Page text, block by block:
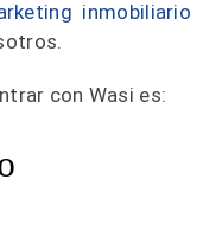
inmobiliario
con Wasi es: